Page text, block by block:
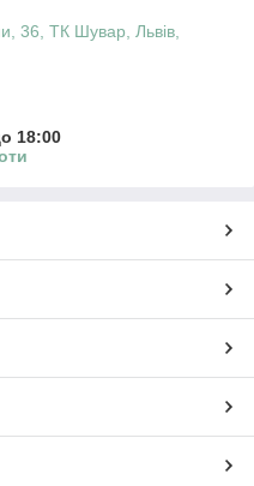
36, ТК Шувар, Львів,
18:00